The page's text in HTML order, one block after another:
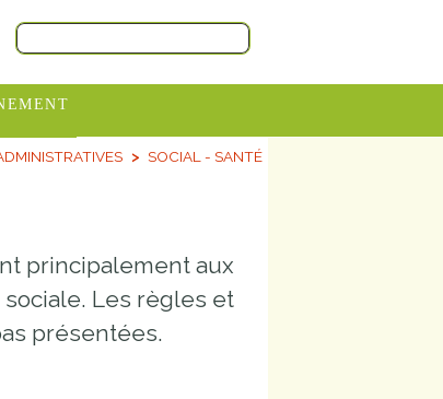
SOCIAL - SANTÉ
principalement aux
Les règles et
présentées.